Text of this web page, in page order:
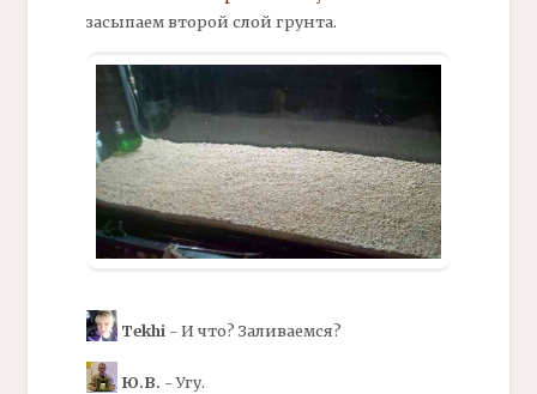
засыпаем второй слой грунта.
Tekhi- И что? Заливаемся?
Ю.В. - Угу.